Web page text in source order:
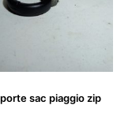
sac piaggio zip